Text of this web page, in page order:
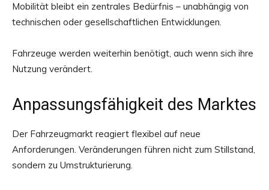
Mobilität bleibt ein zentrales Bedürfnis – unabhängig von
technischen oder gesellschaftlichen Entwicklungen.
Fahrzeuge werden weiterhin benötigt, auch wenn sich ihre
Nutzung verändert.
Anpassungsfähigkeit des Marktes
Der Fahrzeugmarkt reagiert flexibel auf neue
Anforderungen. Veränderungen führen nicht zum Stillstand,
sondern zu Umstrukturierung.